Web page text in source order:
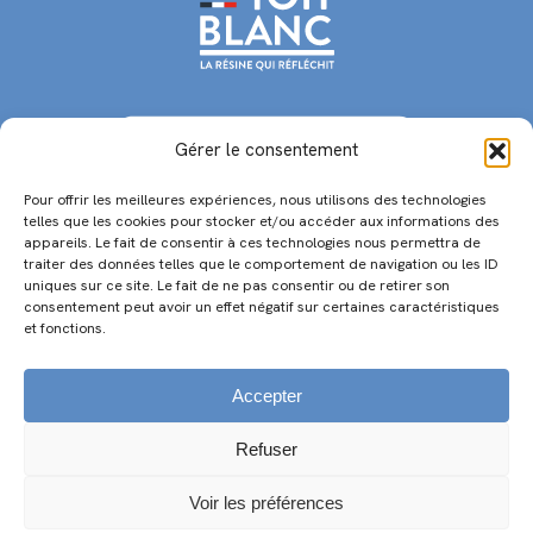
Gérer le consentement
Pour offrir les meilleures expériences, nous utilisons des technologies
telles que les cookies pour stocker et/ou accéder aux informations des
appareils. Le fait de consentir à ces technologies nous permettra de
traiter des données telles que le comportement de navigation ou les ID
uniques sur ce site. Le fait de ne pas consentir ou de retirer son
consentement peut avoir un effet négatif sur certaines caractéristiques
et fonctions.
Accepter
Refuser
Voir les préférences
CONTACTS
06 63 28 55 75 – 06 60 45 43 21
98 BD DE L’EUROPE